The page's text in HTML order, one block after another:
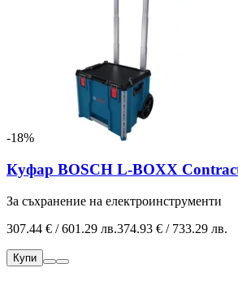
-18%
Куфар BOSCH L-BOXX
За съхранение на електроинструменти
307.44 € / 601.29 лв.374.93 € / 733.29 лв.
Купи